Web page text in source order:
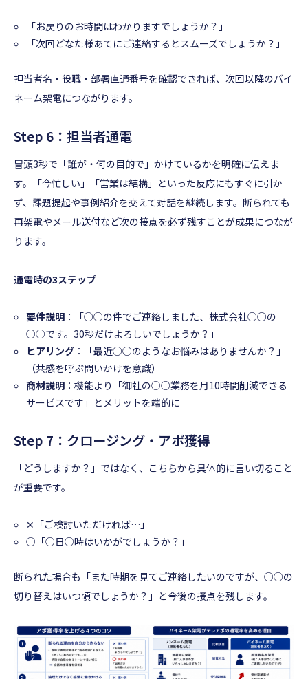
「お戻りのお時間はわかりますでしょうか？」
「次回どなた様あてにご連絡するとスムーズでしょうか？」
担当者名・役職・部署直通番号を確認できれば、次回以降のバイ
ネーム架電につながります。
Step 6：担当者通電
冒頭3秒で「誰が・何の目的で」かけているかを明確に伝えま
す。「今忙しい」「営業は結構」といった反応にもすぐに引か
ず、課題提起や事例紹介を交えて対話を継続します。断られても
再架電やメール送付など次の接点を必ず残すことが成果につなが
ります。
通電時の3ステップ
要件説明 ：「○○の件でご連絡しました、株式会社○○の
○○です。30秒だけよろしいでしょうか？」
ヒアリング ：「最近○○のようなお悩みはありませんか？」
（共感を呼ぶ問いかけを意識）
商材説明 ：機能より「御社の○○業務を月10時間削減できる
サービスです」とメリットを端的に
Step 7：クロージング・アポ獲得
「どうしますか？」ではなく、こちらから具体的に言い切ること
が重要です。
✕「ご検討いただければ…」
○「○日○時はいかがでしょうか？」
断られた場合も「また時期を見てご連絡したいのですが、○○の
切り替えはいつ頃でしょうか？」と今後の接点を残します。